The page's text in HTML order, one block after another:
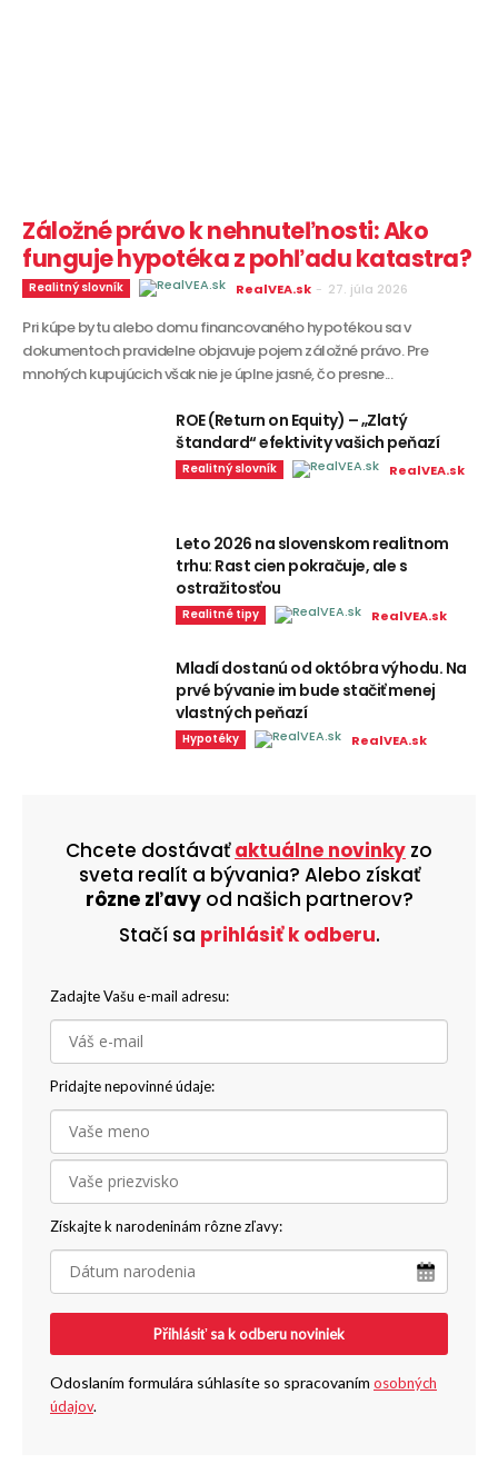
Záložné právo k nehnuteľnosti: Ako
funguje hypotéka z pohľadu katastra?
Realitný slovník RealVEA.sk - 27. júla 2026
Pri kúpe bytu alebo domu financovaného hypotékou sa v
dokumentoch pravidelne objavuje pojem záložné právo. Pre
mnohých kupujúcich však nie je úplne jasné, čo presne...
ROE (Return on Equity) – „Zlatý
štandard“ efektivity vašich peňazí
Realitný slovník RealVEA.sk
Leto 2026 na slovenskom realitnom
trhu: Rast cien pokračuje, ale s
ostražitosťou
Realitné tipy RealVEA.sk
Mladí dostanú od októbra výhodu. Na
prvé bývanie im bude stačiť menej
vlastných peňazí
Hypotéky RealVEA.sk
Chcete dostávaťaktuálne novinky zo
sveta realít a bývania? Alebo získať
rôzne zľavy od našich partnerov?
Stačí sa prihlásiť k odberu.
Zadajte Vašu e-mail adresu:
Pridajte nepovinné údaje:
Získajte k narodeninám rôzne zľavy:
Přihlásiť sa k odberu noviniek
Odoslaním formulára súhlasíte so spracovaním osobných
údajov.